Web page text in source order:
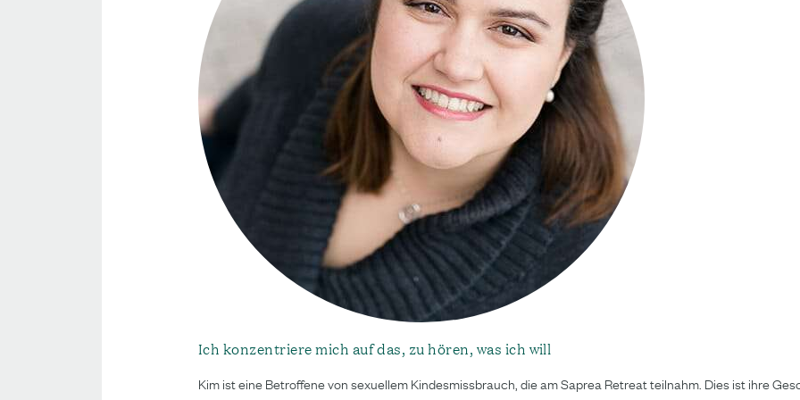
Ich konzentriere mich auf das, zu hören, was ich will
Kim ist eine Betroffene von sexuellem Kindesmissbrauch, die am Saprea Retreat teilnahm. Dies ist ihre